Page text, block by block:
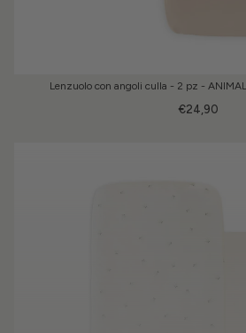
Lenzuolo con angoli culla - 2 pz -
€24,90